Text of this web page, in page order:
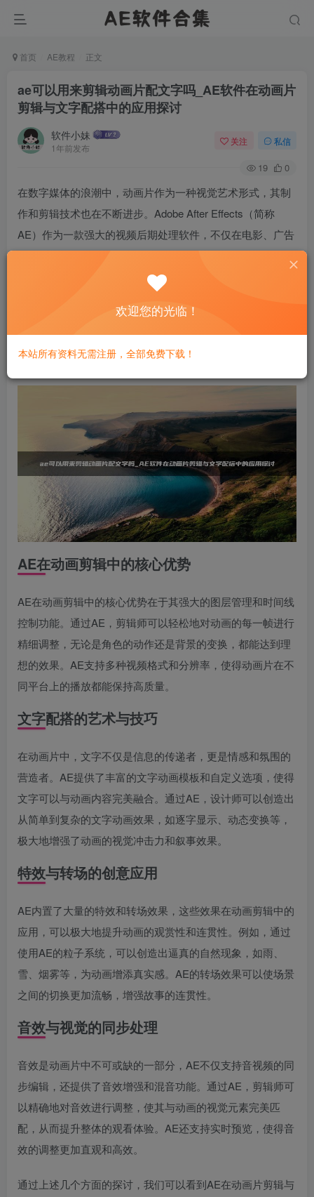
首页 AE教程 正文
ae可以用来剪辑动画片配文字吗_AE软件在动画片
剪辑与文字配搭中的应用探讨
软件小妹
1年前发布
关注 私信
19 0
在数字媒体的浪潮中，动画片作为一种视觉艺术形式，其制
作和剪辑技术也在不断进步。Adobe After Effects（简称
AE）作为一款强大的视频后期处理软件，不仅在电影、广告
等领域大放异彩，也逐渐成为动画片剪辑与文字配搭的得力
助手。AE不仅提供了丰富的视觉效果和动画工具，还能精确
和精准。本文将探讨AE在动画片剪辑与文字配搭中的应用，
揭示其如何通过技术手段提升动画的表现力和观众的观看体
验。
AE在动画剪辑中的核心优势
AE在动画剪辑中的核心优势在于其强大的图层管理和时间线
控制功能。通过AE，剪辑师可以轻松地对动画的每一帧进行
精细调整，无论是角色的动作还是背景的变换，都能达到理
想的效果。AE支持多种视频格式和分辨率，使得动画片在不
同平台上的播放都能保持高质量。
文字配搭的艺术与技巧
在动画片中，文字不仅是信息的传递者，更是情感和氛围的
营造者。AE提供了丰富的文字动画模板和自定义选项，使得
文字可以与动画内容完美融合。通过AE，设计师可以创造出
从简单到复杂的文字动画效果，如逐字显示、动态变换等，
极大地增强了动画的视觉冲击力和叙事效果。
特效与转场的创意应用
AE内置了大量的特效和转场效果，这些效果在动画剪辑中的
应用，可以极大地提升动画的观赏性和连贯性。例如，通过
使用AE的粒子系统，可以创造出逼真的自然现象，如雨、
雪、烟雾等，为动画增添真实感。AE的转场效果可以使场景
之间的切换更加流畅，增强故事的连贯性。
音效与视觉的同步处理
音效是动画片中不可或缺的一部分，AE不仅支持音视频的同
步编辑，还提供了音效增强和混音功能。通过AE，剪辑师可
以精确地对音效进行调整，使其与动画的视觉元素完美匹
配，从而提升整体的观看体验。AE还支持实时预览，使得音
效的调整更加直观和高效。
通过上述几个方面的探讨，我们可以看到AE在动画片剪辑与
欢迎您的光临！
本站所有资料无需注册，全部免费下载！